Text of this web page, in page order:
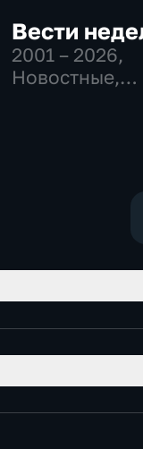
Вести
2001 – 2026,
Новостные,